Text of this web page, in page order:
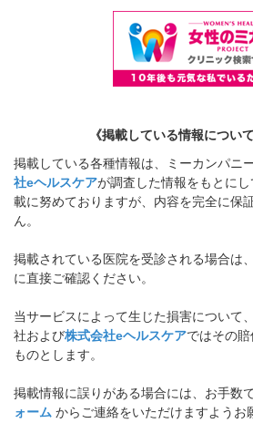
《掲載している情報につい
掲載している各種情報は、ミーカンパニ
社eヘルスケアが調査した情報をもとに
載に努めておりますが、内容を完全に保
ん。
掲載されている医院を受診される場合は
に直接ご確認ください。
当サービスによって生じた損害について
社および株式会社eヘルスケアではその
ものとします。
掲載情報に誤りがある場合には、お手数
ォーム からご連絡をいただけますようお